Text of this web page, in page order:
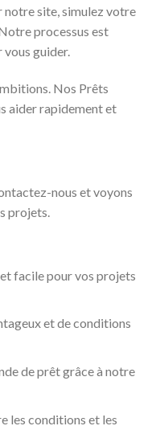
notre site, simulez votre
processus est
guider.
Nos Prêts
aider rapidement et
nous et voyons
projets.
facile pour vos projets
et de conditions
de prêt grâce à notre
les conditions et les